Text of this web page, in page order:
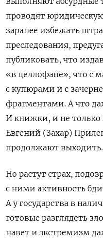
проводят
заранее избежать
преследования,
публиковать, что
«в целлофане», что с
с купюрами и с
фрагментами. А что
И книжки, и не
Евгений (Захар)
продолжают выходить.
Но растут страх,
с ними активность
А у государства в
готовые разглядеть
навет и экстремизм